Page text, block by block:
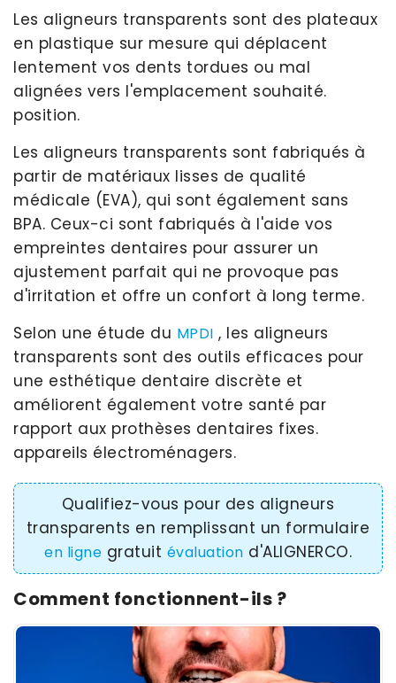
Les aligneurs transparents sont des plateaux
en plastique sur mesure qui déplacent
lentement vos dents tordues ou mal
alignées vers l'emplacement souhaité.
position.
Les aligneurs transparents sont fabriqués à
partir de matériaux lisses de qualité
médicale (EVA), qui sont également sans
BPA. Ceux-ci sont fabriqués à l'aide vos
empreintes dentaires pour assurer un
ajustement parfait qui ne provoque pas
d'irritation et offre un confort à long terme.
Selon une étude du MPDI , les aligneurs
transparents sont des outils efficaces pour
une esthétique dentaire discrète et
améliorent également votre santé par
rapport aux prothèses dentaires fixes.
appareils électroménagers.
Qualifiez-vous pour des aligneurs
transparents en remplissant un formulaire
en ligne gratuit évaluation d'ALIGNERCO.
Comment fonctionnent-ils ?